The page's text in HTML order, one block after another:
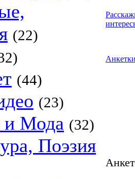
(22)
(44)
(23)
и Мода (32)
Поэзия